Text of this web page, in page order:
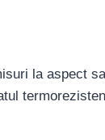
la aspect